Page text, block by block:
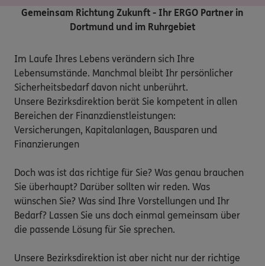
Gemeinsam Richtung Zukunft - Ihr ERGO Partner in
Dortmund und im Ruhrgebiet
Im Laufe Ihres Lebens verändern sich Ihre
Lebensumstände. Manchmal bleibt Ihr persönlicher
Sicherheitsbedarf davon nicht unberührt.
Unsere Bezirksdirektion berät Sie kompetent in allen
Bereichen der Finanzdienstleistungen:
Versicherungen, Kapitalanlagen, Bausparen und
Finanzierungen
Doch was ist das richtige für Sie? Was genau brauchen
Sie überhaupt? Darüber sollten wir reden. Was
wünschen Sie? Was sind Ihre Vorstellungen und Ihr
Bedarf? Lassen Sie uns doch einmal gemeinsam über
die passende Lösung für Sie sprechen.
Unsere Bezirksdirektion ist aber nicht nur der richtige